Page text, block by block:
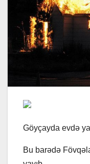
Göyçayda evdə
Bu barədə